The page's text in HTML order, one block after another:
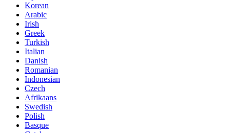
Korean
Arabic
Irish
Greek
Turkish
Italian
Danish
Romanian
Indonesian
Czech
Afrikaans
Swedish
Polish
Basque